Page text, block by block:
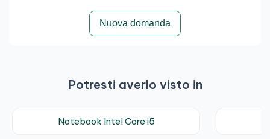
Nuova domanda
Potresti averlo visto in
Notebook Intel Core i5